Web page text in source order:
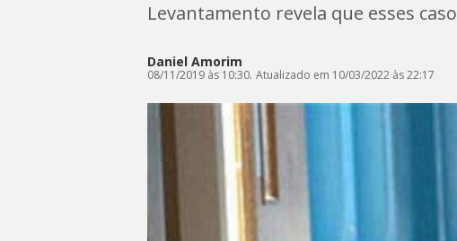
Levantamento revela que esses
Daniel Amorim
08/11/2019 às 10:30. Atualizado em 10/03/2022 às 22:17